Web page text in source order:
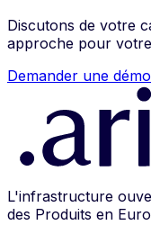
Discutons de votre
approche pour
Demander une démo
L'infrastructure
des Produits en